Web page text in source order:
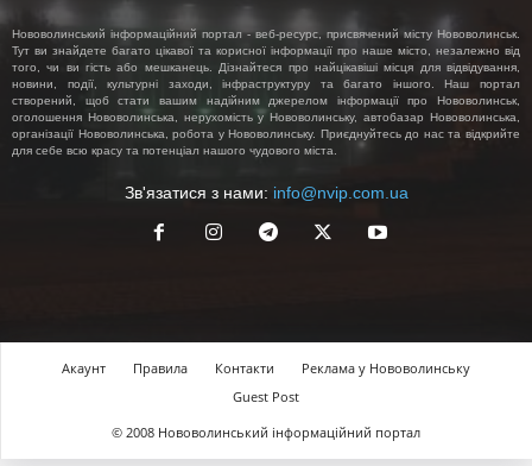
Нововолинський інформаційний портал - веб-ресурс, присвячений місту Нововолинськ.
Тут ви знайдете багато цікавої та корисної інформації про наше місто, незалежно від
того, чи ви гість або мешканець. Дізнайтеся про найцікавіші місця для відвідування,
новини, події, культурні заходи, інфраструктуру та багато іншого. Наш портал
створений, щоб стати вашим надійним джерелом інформації про Нововолинськ,
оголошення Нововолинська, нерухомість у Нововолинську, автобазар Нововолинська,
організації Нововолинська, робота у Нововолинську. Приєднуйтесь до нас та відкрийте
для себе всю красу та потенціал нашого чудового міста.
Зв'язатися з нами: info@nvip.com.ua
Акаунт Правила Контакти
Реклама у Нововолинську
Guest Post
© 2008 Нововолинський інформаційний портал